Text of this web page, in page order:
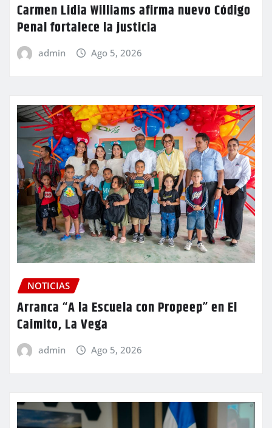
Carmen Lidia Williams afirma nuevo Código
Penal fortalece la justicia
admin Ago 5, 2026
NOTICIAS
Arranca “A la Escuela con Propeep” en El
Caimito, La Vega
admin Ago 5, 2026